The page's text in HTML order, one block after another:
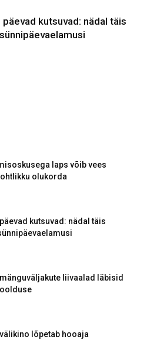
päevad kutsuvad: nädal täis
laps võib vees
olukorda
kutsuvad: nädal täis
liivaalad läbisid
lõpetab hooaja